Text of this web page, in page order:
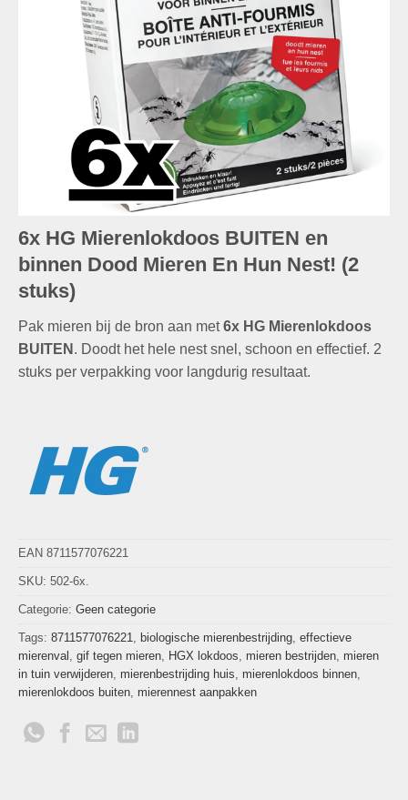
6x HG Mierenlokdoos BUITEN en
binnen Dood Mieren En Hun Nest! (2
stuks)
Pak mieren bij de bron aan met6x HG Mierenlokdoos
BUITEN . Doodt het hele nest snel, schoon en effectief. 2
stuks per verpakking voor langdurig resultaat.
EAN 8711577076221
SKU: 502-6x.
Categorie: Geen categorie
Tags: 8711577076221 biologische mierenbestrijding effectieve
mierenval
gif tegen mieren HGX lokdoos mieren bestrijden mieren
in tuin verwijderen mierenbestrijding huis mierenlokdoos binnen
mierenlokdoos buiten mierennest aanpakken